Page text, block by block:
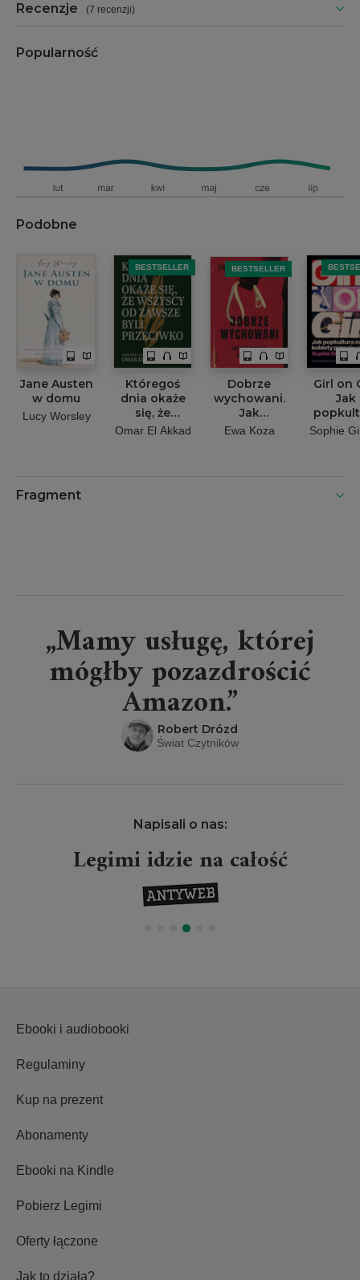
Recenzje (7 recenzji)
Popularność
Podobne
Jane Austen
w domu
Lucy Worsley
BESTSELLER
Któregoś
dnia okaże
się, że
wszyscy od
Omar El Akkad
BESTSELLER
Dobrze
wychowani.
Jak
wytresowano
Ewa Koza
Girl on
Jak
Sophie
Fragment
„Mamy usługę, której
mógłby pozazdrościć
Amazon.”
Robert Drózd
Świat Czytników
Napisali o nas:
Legimi idzie na całość
Ebooki i audiobooki
Regulaminy
Kup na prezent
Abonamenty
Ebooki na Kindle
Pobierz Legimi
Oferty łączone
Jak to działa?